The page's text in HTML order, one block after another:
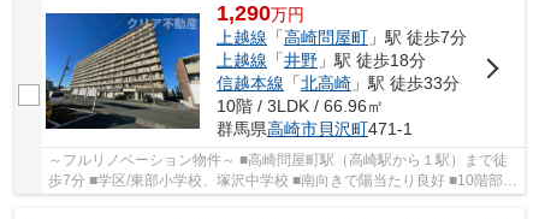
1,290万円
上越線 「高崎問屋町」駅 徒歩7分
上越線 「井野」駅 徒歩18分
信越本線 「北高崎」駅 徒歩33分
10階 / 3LDK / 66.96㎡
群馬県高崎市貝沢町471-1
～フルリノベーション物件～ ■高崎問屋町駅（高崎駅から１駅）まで徒
歩7分 ■学区/東部小学校、塚沢中学校 ■南向きで陽当たり良好 ■10階部分